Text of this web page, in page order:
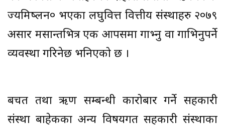
ज्यमिष्लन० भएका लघुवित्त वित्तीय संस्थाहरु २०७९
असार मसान्तभित्र एक आपसमा गाभ्नु वा गाभिनुपर्ने
व्यवस्था गरिनेछ भनिएको छ ।
बचत तथा ऋण सम्बन्धी कारोबार गर्ने सहकारी
संस्था बाहेकका अन्य विषयगत सहकारी संस्थाका